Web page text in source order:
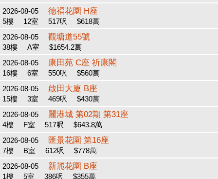
2026-08-05
德福花園 H座
5樓 12室 517呎
$618萬
2026-08-05
觀塘道55號
38樓 A室
$1654.2萬
2026-08-05
康田苑 C座 祈康閣
16樓 6室 550呎
$560萬
2026-08-05
啟田大廈 B座
15樓 3室 469呎
$430萬
2026-08-05
麗港城 第02期 第31座
4樓 F室 517呎
$643.8萬
2026-08-05
匯景花園 第16座
7樓 B室 612呎
$778萬
2026-08-05
新麗花園 B座
1樓 5室 386呎 $355萬